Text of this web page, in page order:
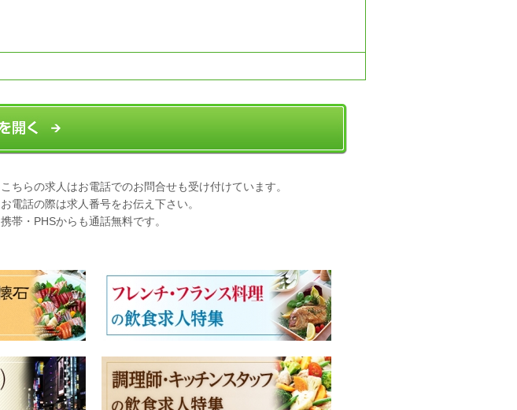
こちらの求人はお電話でのお問合せも受け付けています。
お電話の際は求人番号をお伝え下さい。
携帯・PHSからも通話無料です。